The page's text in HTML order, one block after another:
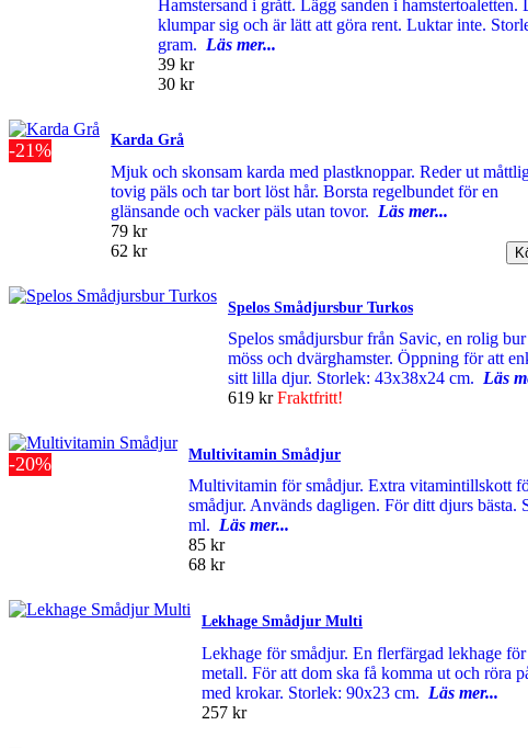
Hamstersand i grått. Lägg sanden i hamstertoaletten.
klumpar sig och är lätt att göra rent. Luktar inte.
gram. Läs mer...
39 kr
30 kr
-21% Karda Grå
Mjuk och skonsam karda med plastknoppar. Reder ut
tovig päls och tar bort löst hår. Borsta regelbundet för en
glänsande och vacker päls utan tovor. Läs mer...
79 kr
62 kr
Spelos Smådjursbur Turkos
Spelos smådjursbur från Savic, en rolig
möss och dvärghamster. Öppning för att
sitt lilla djur. Storlek: 43x38x24 cm. Läs
619 krFraktfritt!
-20% Multivitamin Smådjur
Multivitamin för smådjur. Extra vitamintillskott
smådjur. Används dagligen. För ditt djurs bästa.
ml. Läs mer...
85 kr
68 kr
Lekhage Smådjur Multi
Lekhage för smådjur. En flerfärgad lekhage
metall. För att dom ska få komma ut och röra
med krokar. Storlek: 90x23 cm. Läs mer...
257 kr